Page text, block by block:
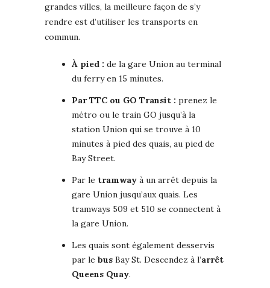
grandes villes, la meilleure façon de s’y
rendre est d’utiliser les transports en
commun.
À pied : de la gare Union au terminal
du ferry en 15 minutes.
Par TTC ou GO Transit : prenez le
métro ou le train GO jusqu’à la
station Union qui se trouve à 10
minutes à pied des quais, au pied de
Bay Street.
Par le tramway à un arrêt depuis la
gare Union jusqu’aux quais. Les
tramways 509 et 510 se connectent à
la gare Union.
Les quais sont également desservis
par le bus Bay St. Descendez à l’arrêt
Queens Quay.